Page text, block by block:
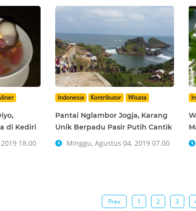
di Kediri
18.00
Indonesia Kontributor Wisata
Pantai Nglambor Jogja, Karang
Unik Berpadu Pasir Putih Cantik
Minggu, Agustus 04, 2019 07.00
Prev 1 2 3